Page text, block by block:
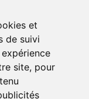
et
de suivi
site, pour
et 230.000
de la